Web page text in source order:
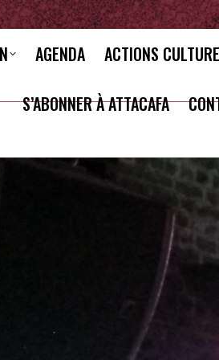
AGENDA ACTIONS
S’ABONNER À ATTACAFA